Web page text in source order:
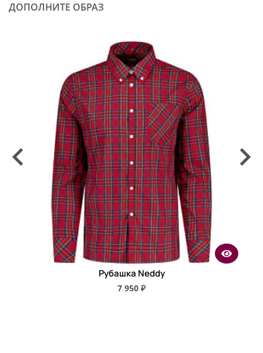
ДОПОЛНИТЕ ОБРАЗ
Рубашка Neddy
7 950 ₽